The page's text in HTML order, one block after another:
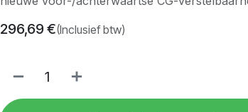
296,69€(Inclusief btw)